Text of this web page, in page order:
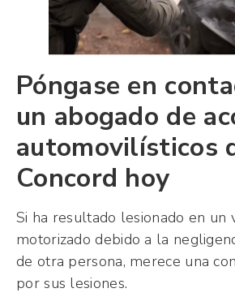
Póngase en
un abogado de
automovilísticos
Concord hoy
Si ha resultado lesionado en un
motorizado debido a la
de otra persona, merece una
por sus lesiones.